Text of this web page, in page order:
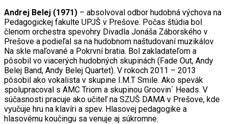
Andrej Belej (1971) – absolvoval odbor hudobná výchova na
Pedagogickej fakulte UPJŠ v Prešove. Počas štúdia bol
členom orchestra spevohry Divadla Jonáša Záborského v
Prešove a podieľal sa na hudobnom naštudovaní muzikálov
Na skle maľované a Pokrvní bratia. Bol zakladateľom a
pôsobil vo viacerých hudobných skupinách (Fade Out, Andy
Belej Band, Andy Belej Quartet). V rokoch 2011 – 2013
pôsobil ako vokalista v skupine I.M.T Smile. Ako spevák
spolupracoval s AMC Triom a skupinou Groovin´ Heads. V
súčasnosti pracuje ako učiteľ na SZUŠ DAMA v Prešove, kde
vyučuje hru na klavíri a spev. Hlasovej pedagogike a
hlasovému koučingu sa venuje aj súkromne.